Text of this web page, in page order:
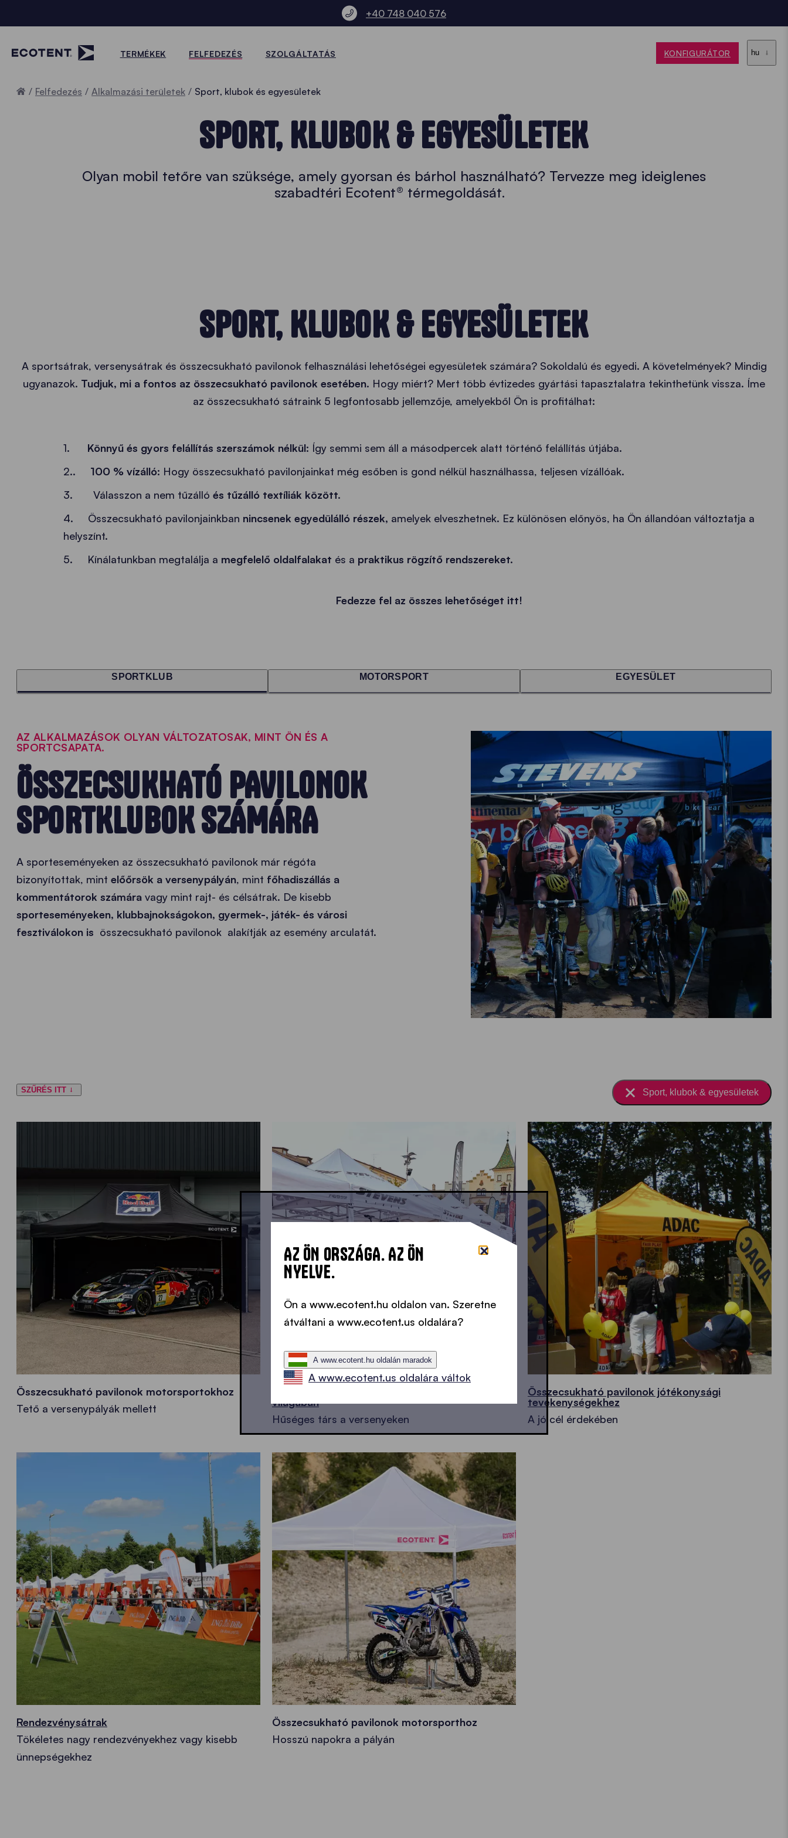
+40 748 040 576
TERMÉKEK FELFEDEZÉS SZOLGÁLTATÁS KONFIGURÁTOR hu
Home
Felfedezés Alkalmazási területek Sport, klubok és egyesületek
SPORT, KLUBOK & EGYESÜLETEK
Olyan mobil tetőre van szüksége, amely gyorsan és bárhol használható? Tervezze meg ideiglenes
szabadtéri Ecotent® térmegoldását.
SPORT, KLUBOK & EGYESÜLETEK
A sportsátrak, versenysátrak és összecsukható pavilonok felhasználási lehetőségei egyesületek számára? Sokoldalú és egyedi. A követelmények? Mindig
ugyanazok. Tudjuk, mi a fontos az összecsukható pavilonok esetében. Hogy miért? Mert több évtizedes gyártási tapasztalatra tekinthetünk vissza. Íme
az összecsukható sátraink 5 legfontosabb jellemzője, amelyekből Ön is profitálhat:
1. Könnyű és gyors felállítás szerszámok nélkül: Így semmi sem áll a másodpercek alatt történő felállítás útjába.
2..
100 % vízálló: Hogy összecsukható pavilonjainkat még esőben is gond nélkül használhassa, teljesen vízállóak.
3. Válasszon a nem tűzálló és tűzálló textíliák között.
4. Összecsukható pavilonjainkban nincsenek egyedülálló részek, amelyek elveszhetnek. Ez különösen előnyös, ha Ön állandóan változtatja a
helyszínt.
5. Kínálatunkban megtalálja a megfelelő oldalfalakat és a praktikus rögzítő rendszereket.
Fedezze fel az összes lehetőséget itt!
SPORTKLUB MOTORSPORT EGYESÜLET
AZ ALKALMAZÁSOK OLYAN VÁLTOZATOSAK, MINT ÖN ÉS A
SPORTCSAPATA.
ÖSSZECSUKHATÓ PAVILONOK
SPORTKLUBOK SZÁMÁRA
A sporteseményeken az összecsukható pavilonok már régóta
bizonyítottak, mintelőőrsök a versenypályán, mint főhadiszállás a
kommentátorok számára vagy mint rajt- és célsátrak. De kisebb
sporteseményeken, klubbajnokságokon, gyermek-, játék- és városi
fesztiválokon is összecsukható pavilonok alakítják az esemény arculatát.
SZŰRÉS ITT Sport, klubok & egyesületek
Összecsukható pavilonok motorsportokhoz
Tető a versenypályák mellett
világában
Hűséges társ a versenyeken
Összecsukható pavilonok jótékonysági
tevékenységekhez
A jó cél érdekében
Rendezvénysátrak
Tökéletes nagy rendezvényekhez vagy kisebb
ünnepségekhez
Összecsukható pavilonok motorsporthoz
Hosszú napokra a pályán
AZ ÖN ORSZÁGA. AZ ÖN
NYELVE.
Ön a www.ecotent.hu oldalon van. Szeretne
átváltani a www.ecotent.us oldalára?
A www.ecotent.hu oldalán maradok
A www.ecotent.us oldalára váltok